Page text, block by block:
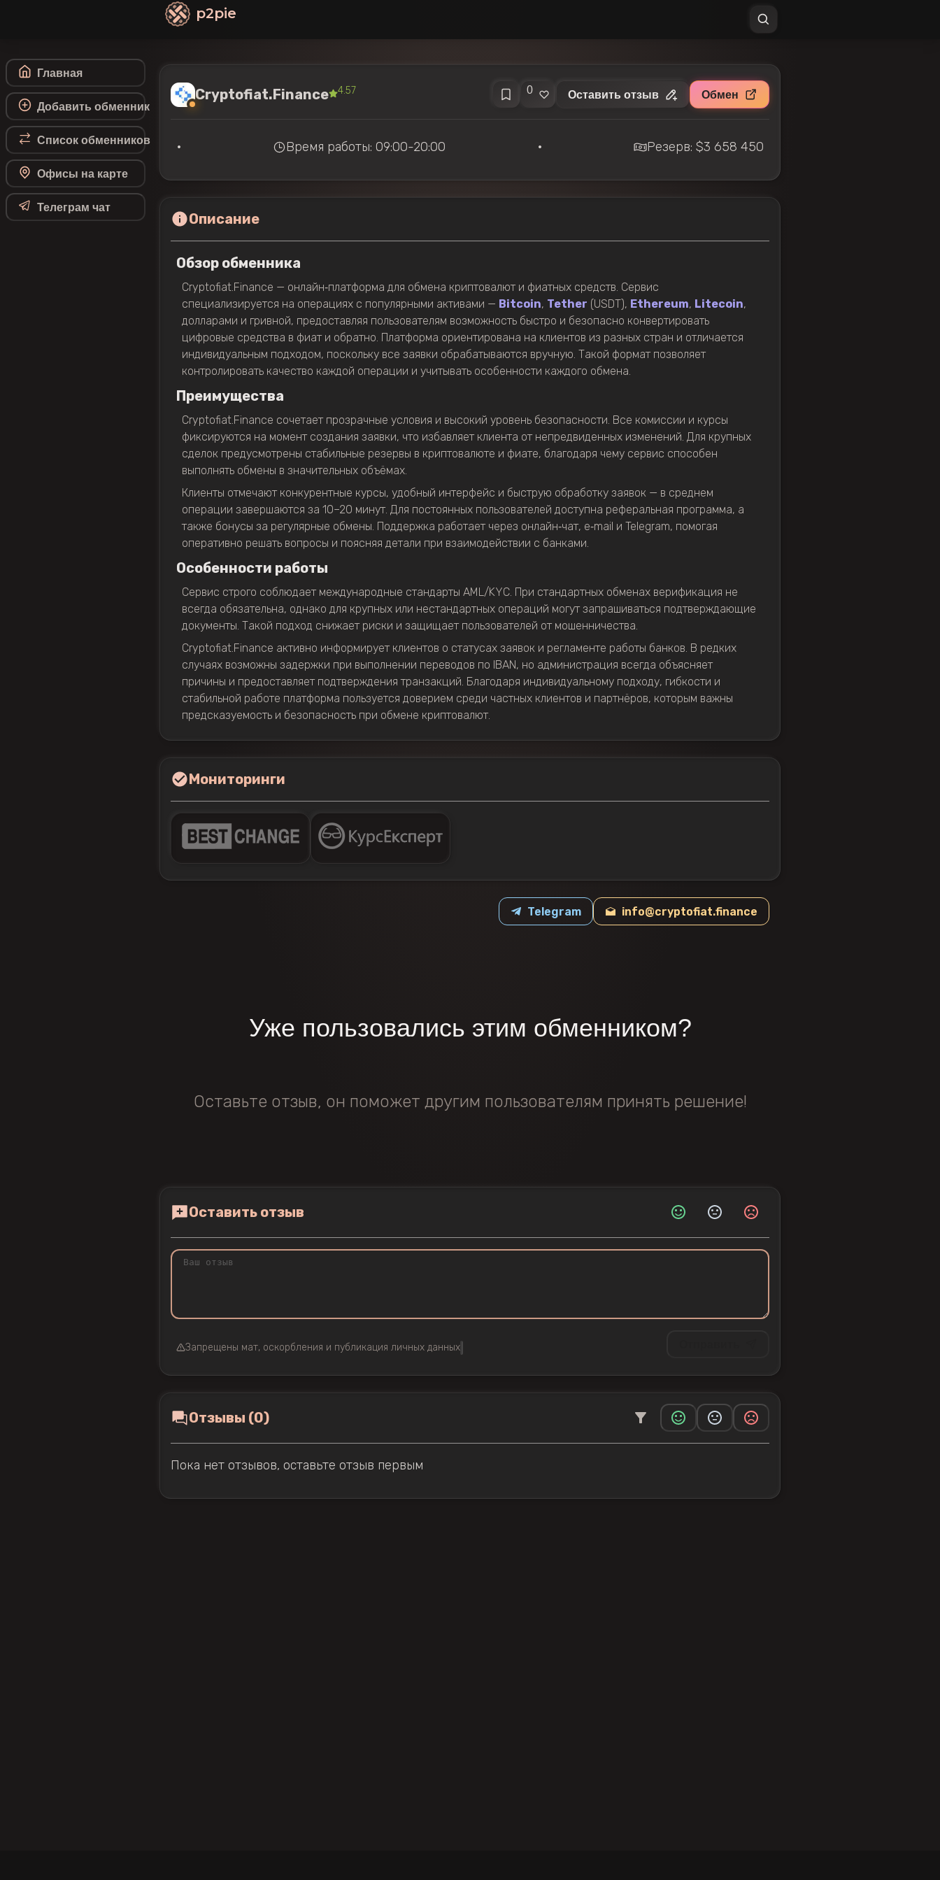
Главная
Добавить обменник
Список обменников
Офисы на карте
Телеграм чат
p2pie
Cryptofiat.Finance 4.57 0 Оставить отзыв Обмен
• Время работы: 09:00-20:00 • Резерв: $3 658 450
Описание
Обзор обменника
Cryptofiat.Finance — онлайн‑платформа для обмена криптовалют и фиатных средств. Сервис
специализируется на операциях с популярными активами — Bitcoin, Tether (USDT), Ethereum, Litecoin,
долларами и гривной, предоставляя пользователям возможность быстро и безопасно конвертировать
цифровые средства в фиат и обратно. Платформа ориентирована на клиентов из разных стран и отличается
индивидуальным подходом, поскольку все заявки обрабатываются вручную. Такой формат позволяет
контролировать качество каждой операции и учитывать особенности каждого обмена.
Преимущества
Cryptofiat.Finance сочетает прозрачные условия и высокий уровень безопасности. Все комиссии и курсы
фиксируются на момент создания заявки, что избавляет клиента от непредвиденных изменений. Для крупных
сделок предусмотрены стабильные резервы в криптовалюте и фиате, благодаря чему сервис способен
выполнять обмены в значительных объёмах.
Клиенты отмечают конкурентные курсы, удобный интерфейс и быструю обработку заявок — в среднем
операции завершаются за 10–20 минут. Для постоянных пользователей доступна реферальная программа, а
также бонусы за регулярные обмены. Поддержка работает через онлайн‑чат, e‑mail и Telegram, помогая
оперативно решать вопросы и поясняя детали при взаимодействии с банками.
Особенности работы
Сервис строго соблюдает международные стандарты AML/KYC. При стандартных обменах верификация не
всегда обязательна, однако для крупных или нестандартных операций могут запрашиваться подтверждающие
документы. Такой подход снижает риски и защищает пользователей от мошенничества.
Cryptofiat.Finance активно информирует клиентов о статусах заявок и регламенте работы банков. В редких
случаях возможны задержки при выполнении переводов по IBAN, но администрация всегда объясняет
причины и предоставляет подтверждения транзакций. Благодаря индивидуальному подходу, гибкости и
стабильной работе платформа пользуется доверием среди частных клиентов и партнёров, которым важны
предсказуемость и безопасность при обмене криптовалют.
Мониторинги
Telegram info@cryptofiat.finance
Уже пользовались этим обменником?
Оставьте отзыв, он поможет другим пользователям принять решение!
Оставить отзыв
Запрещены мат, оскорбления и публикация личных данных
Отзывы (0)
Пока нет отзывов, оставьте отзыв первым